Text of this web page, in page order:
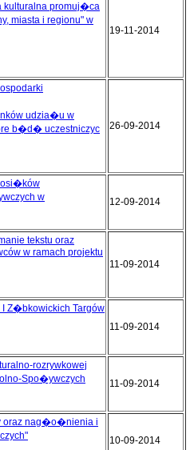
kulturalna promuj�ca
miasta i regionu" w
19-11-2014
udzia�u w
b�d� uczestniczyc
26-09-2014
w
12-09-2014
tekstu oraz
w ramach projektu
11-09-2014
Z�bkowickich Targów
11-09-2014
rozrywkowej
Spo�ywczych
11-09-2014
oraz nag�o�nienia i
10-09-2014